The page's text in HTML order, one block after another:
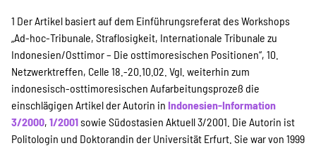
1 Der Artikel basiert auf dem Einführungsreferat des Workshops
„Ad-hoc-Tribunale, Straflosigkeit, Internationale Tribunale zu
Indonesien/Osttimor – Die osttimoresischen Positionen“, 10.
Netzwerktreffen, Celle 18.-20.10.02. Vgl. weiterhin zum
indonesisch-osttimoresischen Aufarbeitungsprozeß die
einschlägigen Artikel der Autorin in Indonesien-Information
3/2000, 1/2001sowie Südostasien Aktuell 3/2001. Die Autorin ist
Politologin und Doktorandin der Universität Erfurt. Sie war von 1999